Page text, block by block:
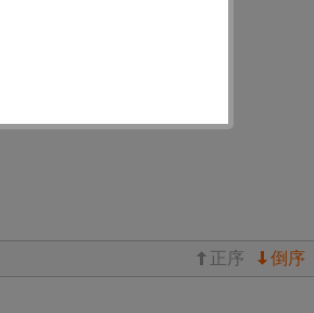
倒序
正序